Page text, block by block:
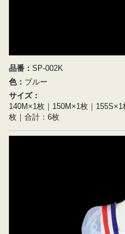
品番： SP-002K
色： ブルー
サイズ：
140M×1枚｜150M×1枚｜
枚｜合計：6枚